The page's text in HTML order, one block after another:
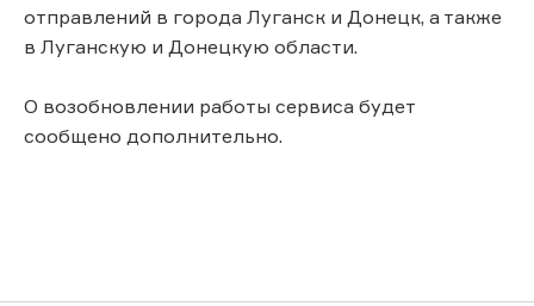
отправлений в города Луганск и Донецк, а также
в Луганскую и Донецкую области.
О возобновлении работы сервиса будет
сообщено дополнительно.